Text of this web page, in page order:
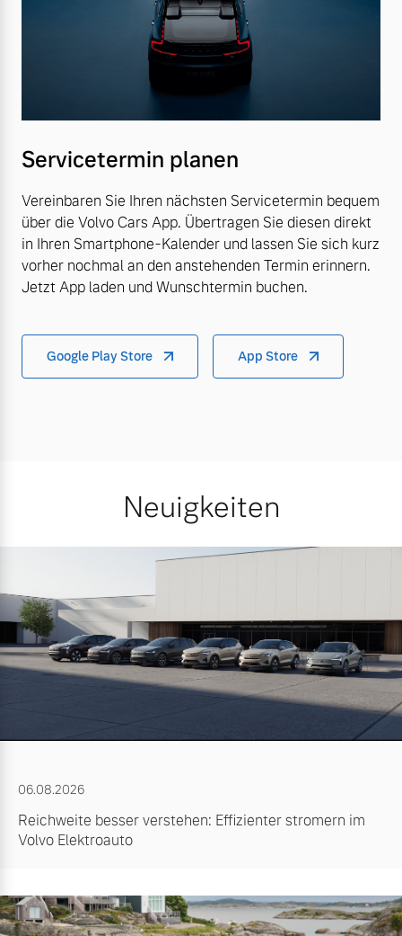
Servicetermin planen
Vereinbaren Sie Ihren nächsten Servicetermin bequem
über die Volvo Cars App. Übertragen Sie diesen direkt
in Ihren Smartphone-Kalender und lassen Sie sich kurz
vorher nochmal an den anstehenden Termin erinnern.
Jetzt App laden und Wunschtermin buchen.
Google Play Store App Store
Neuigkeiten
06.08.2026
Reichweite besser verstehen: Effizienter stromern im
Volvo Elektroauto